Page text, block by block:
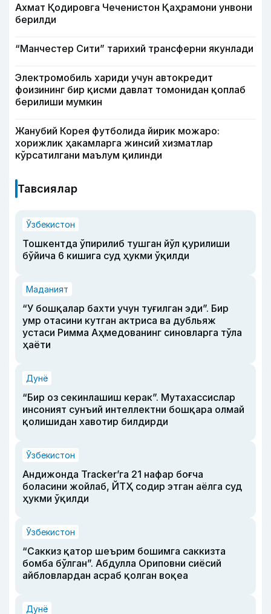
Ахмат Қодировга Чеченистон Қаҳрамони унвони
берилди
“Манчестер Сити” тарихий трансферни якунлади
Электромобиль хариди учун автокредит
фоизининг бир қисми давлат томонидан қоплаб
берилиши мумкин
Жанубий Корея футболида йирик можаро:
хорижлик ҳакамларга жинсий хизматлар
кўрсатилгани маълум қилинди
Тавсиялар
Ўзбекистон
Тошкентда ўпирилиб тушган йўл қурилиши
бўйича 6 кишига суд ҳукми ўқилди
Маданият
“У бошқалар бахти учун туғилган эди”. Бир
умр отасини кутган актриса ва дубльяж
устаси Римма Аҳмедованинг синовларга тўла
ҳаёти
Дунё
“Бир оз секинлашиш керак”. Мутахассислар
инсоният сунъий интеллектни бошқара олмай
қолишидан хавотир билдирди
Ўзбекистон
Андижонда Tracker’га 21 нафар боғча
боласини жойлаб, ЙТҲ содир этган аёлга суд
ҳукми ўқилди
Ўзбекистон
“Саккиз қатор шеърим бошимга саккизта
бомба бўлган”. Абдулла Ориповни сиёсий
айбловлардан асраб қолган воқеа
Дунё